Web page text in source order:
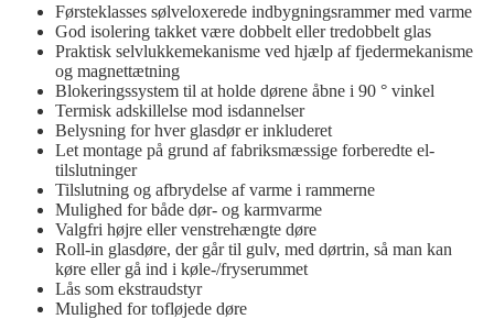
Førsteklasses sølveloxerede indbygningsrammer med varme
God isolering takket være dobbelt eller tredobbelt glas
Praktisk selvlukkemekanisme ved hjælp af fjedermekanisme
og magnettætning
Blokeringssystem til at holde dørene åbne i 90 ° vinkel
Termisk adskillelse mod isdannelser
Belysning for hver glasdør er inkluderet
Let montage på grund af fabriksmæssige forberedte el-
tilslutninger
Tilslutning og afbrydelse af varme i rammerne
Mulighed for både dør- og karmvarme
Valgfri højre eller venstrehængte døre
Roll-in glasdøre, der går til gulv, med dørtrin, så man kan
køre eller gå ind i køle-/fryserummet
Lås som ekstraudstyr
Mulighed for tofløjede døre